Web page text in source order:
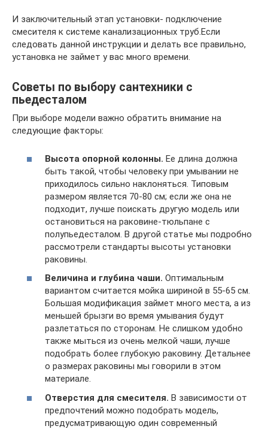
И заключительный этап установки- подключение
смесителя к системе канализационных труб.Если
следовать данной инструкции и делать все правильно,
установка не займет у вас много времени.
Советы по выбору сантехники с
пьедесталом
При выборе модели важно обратить внимание на
следующие факторы:
Высота опорной колонны. Ее длина должна
быть такой, чтобы человеку при умывании не
приходилось сильно наклоняться. Типовым
размером является 70-80 см; если же она не
подходит, лучше поискать другую модель или
остановиться на раковине-тюльпане с
полупьедесталом. В другой статье мы подробно
рассмотрели стандарты высоты установки
раковины.
Величина и глубина чаши. Оптимальным
вариантом считается мойка шириной в 55-65 см.
Большая модификация займет много места, а из
меньшей брызги во время умывания будут
разлетаться по сторонам. Не слишком удобно
также мыться из очень мелкой чаши, лучше
подобрать более глубокую раковину. Детальнее
о размерах раковины мы говорили в этом
материале.
Отверстия для смесителя. В зависимости от
предпочтений можно подобрать модель,
предусматривающую один современный